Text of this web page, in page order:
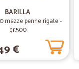
BARILLA
mezze penne rigate -
gr.500
€